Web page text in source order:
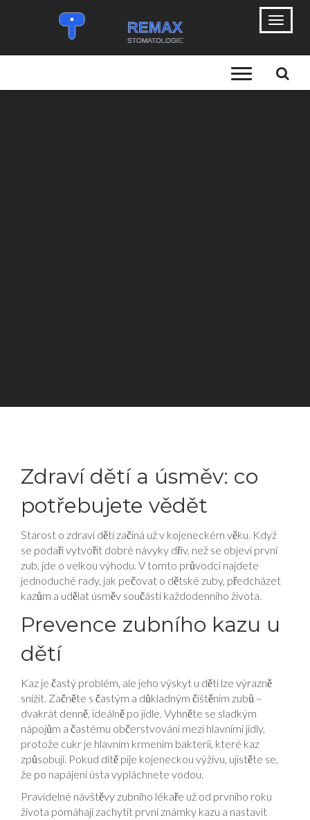
Zdraví dětí a úsměv: co
potřebujete vědět
Starost o zdraví dětí začíná už v kojeneckém věku. Když
se podaří vytvořit dobré návyky dřív, než se objeví první
zub, jde o velkou výhodu. V tomto průvodci najdete
jednoduché rady, jak pečovat o dětské zuby, předcházet
kazům a udělat úsměv součástí každodenního života.
Prevence zubního kazu u
dětí
Kaz je častý problém, ale jeho výskyt u dětí lze výrazně
snížit. Začněte s častým a důkladným čištěním zubů –
dvakrát denně, ideálně po jídle. Vyhněte se sladkým
nápojům a častému občerstvování mezi hlavními jídly,
protože cukr je hlavním krmením bakterií, které kaz
způsobují. Pokud dítě pije kojeneckou výživu, ujistěte se,
že po napájení ústa vypláchnete vodou.
Pravidelné návštěvy zubního lékaře už od prvního roku
života pomáhají zachytit první známky kazu a nastavit